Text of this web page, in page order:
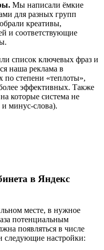
Мы написали ёмкие
для разных групп
креативы,
и соответствующие
список ключевых фраз и
наша реклама в
по степени «теплоты»,
эффективных. Также
которые система не
минус-слова).
в Яндекс
месте, в нужное
потенциальным
появляться в числе
следующие настройки: